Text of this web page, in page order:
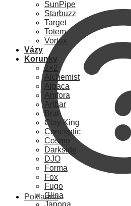
Pokladna
SunPipe
Starbuzz
Target
Totem
Vortex
Vázy
Korunky
2×2
Alchemist
Alpaca
Amfora
Artbar
Brat
Clay King
Conceptic
Cosmo
Darkside
DJO
Forma
Fox
Fugo
Glina
Japona